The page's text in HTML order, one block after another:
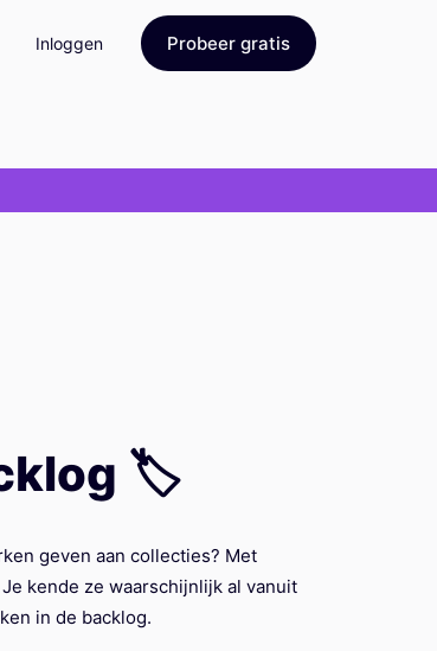
Inloggen Probeer gratis
🏷
geven aan collecties? Met
kende ze waarschijnlijk al vanuit
in de backlog.